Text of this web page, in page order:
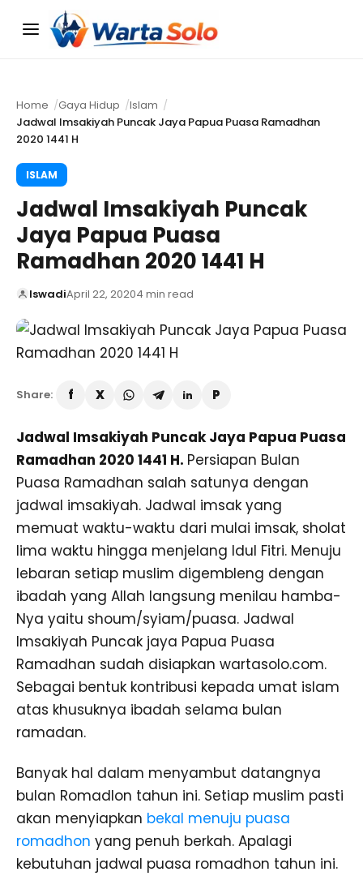
Menu
Home Gaya Hidup
Islam
Jadwal Imsakiyah Puncak Jaya Papua Puasa Ramadhan
2020 1441 H
ISLAM
Jadwal Imsakiyah Puncak
Jaya Papua Puasa
Ramadhan 2020 1441 H
IswadiApril 22, 20204 min read
Share:
Jadwal Imsakiyah Puncak Jaya Papua Puasa
Ramadhan 2020 1441 H. Persiapan Bulan
Puasa Ramadhan salah satunya dengan
jadwal imsakiyah. Jadwal imsak yang
memuat waktu-waktu dari mulai imsak, sholat
lima waktu hingga menjelang Idul Fitri. Menuju
lebaran setiap muslim digembleng dengan
ibadah yang Allah langsung menilau hamba-
Nya yaitu shoum/syiam/puasa. Jadwal
Imsakiyah Puncak jaya Papua Puasa
Ramadhan sudah disiapkan wartasolo.com.
Sebagai bentuk kontribusi kepada umat islam
atas khusuknya ibadah selama bulan
ramadan.
Banyak hal dalam menyambut datangnya
bulan Romadlon tahun ini. Setiap muslim pasti
akan menyiapkan bekal menuju puasa
romadhon yang penuh berkah. Apalagi
kebutuhan jadwal puasa romadhon tahun ini.